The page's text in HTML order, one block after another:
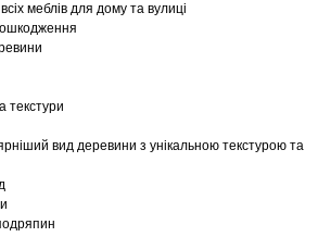
меблів для дому та вулиці
текстури
вид деревини з унікальною текстурою та